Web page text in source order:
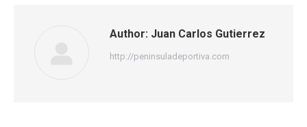
Author: Juan Carlos Gutierrez
http://peninsuladeportiva.com